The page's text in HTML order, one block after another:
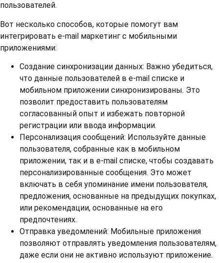
пользователей.
Вот несколько способов, которые помогут вам
интегрировать e-mail маркетинг с мобильными
приложениями:
Создание синхронизации данных: Важно убедиться,
что данные пользователей в e-mail списке и
мобильном приложении синхронизированы. Это
позволит предоставить пользователям
согласованный опыт и избежать повторной
регистрации или ввода информации.
Персонализация сообщений: Используйте данные
пользователя, собранные как в мобильном
приложении, так и в e-mail списке, чтобы создавать
персонализированные сообщения. Это может
включать в себя упоминание имени пользователя,
предложения, основанные на предыдущих покупках,
или рекомендации, основанные на его
предпочтениях.
Отправка уведомлений: Мобильные приложения
позволяют отправлять уведомления пользователям,
даже если они не активно используют приложение.